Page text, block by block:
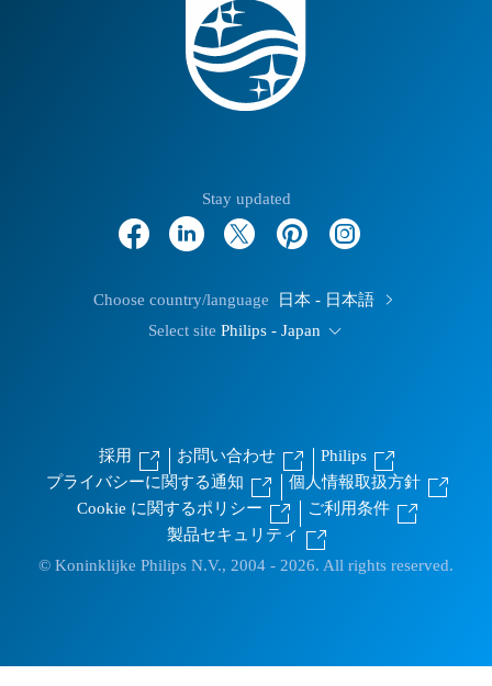
Stay updated
Choose country/language
日本 - 日本語
Select site Philips - Japan
採用 お問い合わせ
Philips
プライバシーに関する通知
個人情報取扱方針
Cookie に関するポリシー
ご利用条件
製品セキュリティ
© Koninklijke Philips N.V., 2004 - 2026. All rights reserved.